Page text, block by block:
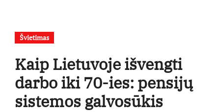
Švietimas
Kaip Lietuvoje išvengti
darbo iki 70-ies: pensijų
sistemos galvosūkis